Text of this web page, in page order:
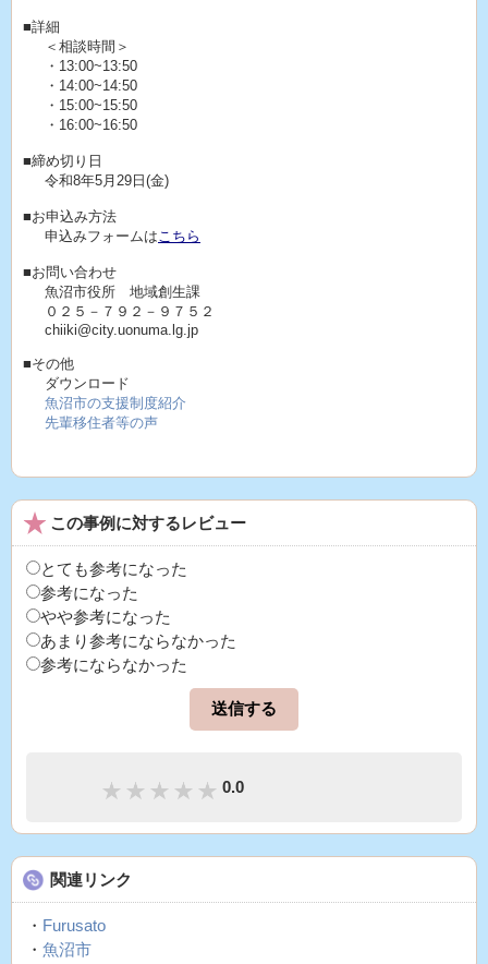
■詳細
＜相談時間＞
・13:00~13:50
・14:00~14:50
・15:00~15:50
・16:00~16:50
■締め切り日
令和8年5月29日(金)
■お申込み方法
申込みフォームはこちら
■お問い合わせ
魚沼市役所 地域創生課
０２５－７９２－９７５２
chiiki@city.uonuma.lg.jp
■その他
ダウンロード
魚沼市の支援制度紹介
先輩移住者等の声
この事例に対するレビュー
とても参考になった
参考になった
やや参考になった
あまり参考にならなかった
参考にならなかった
0.0
関連リンク
・ Furusato
・ 魚沼市